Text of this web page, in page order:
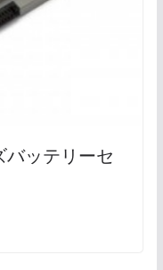
バッテリーセ